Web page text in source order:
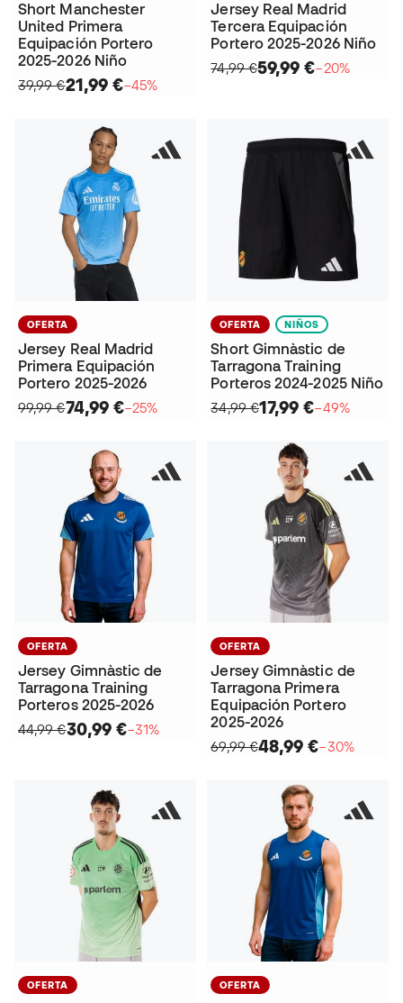
Short Manchester
United Primera
Equipación Portero
2025-2026 Niño
39,99 €21,99 €−45%
Jersey Real Madrid
Tercera Equipación
Portero 2025-2026 Niño
74,99 €59,99 €−20%
OFERTA
Jersey Real Madrid
Primera Equipación
Portero 2025-2026
99,99 €74,99 €−25%
OFERTA NIÑOS
Short Gimnàstic de
Tarragona Training
Porteros 2024-2025 Niño
34,99 €17,99 €−49%
OFERTA
Jersey Gimnàstic de
Tarragona Training
Porteros 2025-2026
44,99 €30,99 €−31%
OFERTA
Jersey Gimnàstic de
Tarragona Primera
Equipación Portero
2025-2026
69,99 €48,99 €−30%
OFERTA OFERTA